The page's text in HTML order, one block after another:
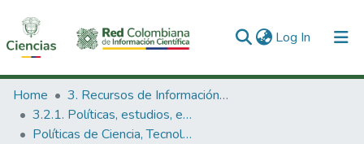
Log In (current)
Communities & Collections
All of DSpace
Home
3. Recursos de Información Científica y Tecnológica
3.2.1. Políticas, estudios, evaluaciones e indicadores de CTeI
Políticas de Ciencia, Tecnología e Innovación